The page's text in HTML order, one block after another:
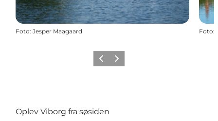
Foto: Jesper Maagaard Foto:
ForrigeNæste
Oplev Viborg fra søsiden